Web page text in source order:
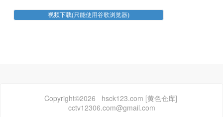
Copyright©2026 hsck123.com [黄色仓库]
cctv12306.com@gmail.com